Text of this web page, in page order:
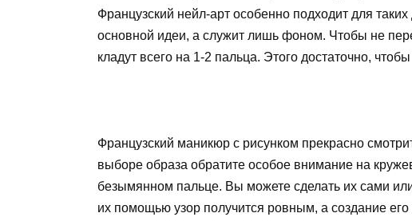
Французский нейл-арт особенно подходит для
основной идеи, а служит лишь фоном. Чтобы не
кладут всего на 1-2 пальца. Этого достаточно,
Французский маникюр с рисунком прекрасно
выборе образа обратите особое внимание на
безымянном пальце. Вы можете сделать их сами
их помощью узор получится ровным, а создание